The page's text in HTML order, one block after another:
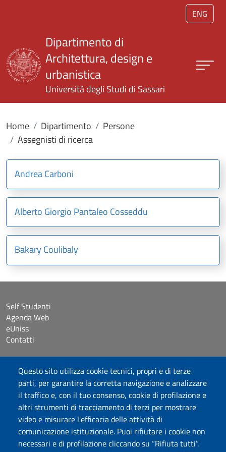
Salta al contenuto principale
ENG
Questo sito utilizza cookie tecnici, propri e di terze
parti, per garantire la corretta navigazione e analizzare
il traffico e, con il tuo consenso, cookie di profilazione e
altri strumenti di tracciamento di terzi per mostrare
video e misurare l'efficacia delle attività di
comunicazione istituzionale. Puoi rifiutare i cookie non
necessari e di profilazione cliccando su “Rifiuta tutti”.
Dipartimento di
Architettura, design e
urbanistica
Università degli Studi di Sassari
Home Dipartimento
Persone
Assegnisti di ricerca
Andrea Carboni
Alberto Giorgio Pantaleo Cosseddu
Bakary Coulibaly
Self Studenti
Agenda Web
eUniss
Contatti
Accessibilità
Dichiarazione di accessibilità
Cookie settings
Mappa del sito
Protocollo
Seguici su